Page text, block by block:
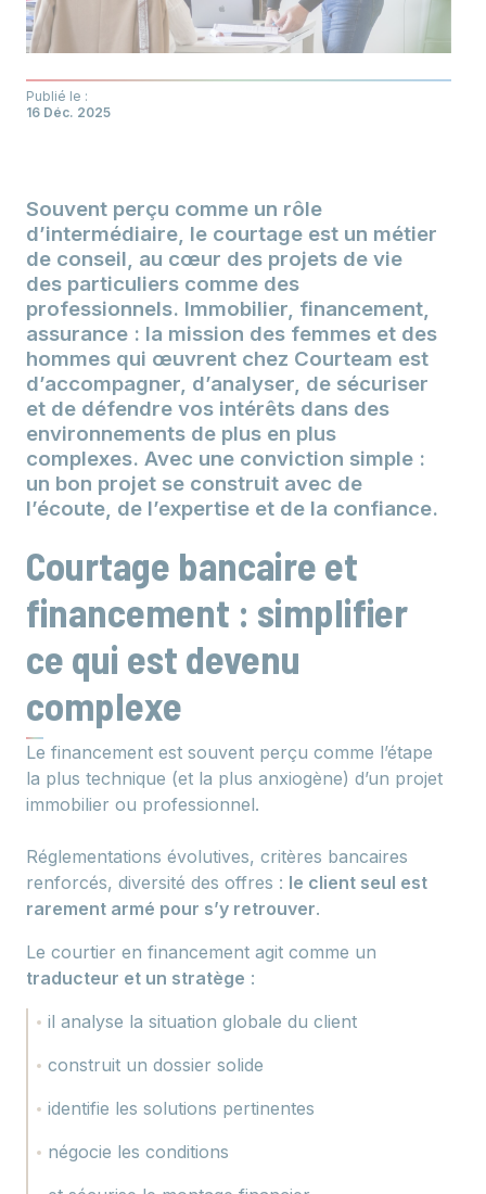
Publié le :
16 Déc. 2025
Souvent perçu comme un rôle
d’intermédiaire, le courtage est un métier
de conseil, au cœur des projets de vie
des particuliers comme des
professionnels. Immobilier, financement,
assurance : la mission des femmes et des
hommes qui œuvrent chez Courteam est
d’accompagner, d’analyser, de sécuriser
et de défendre vos intérêts dans des
environnements de plus en plus
complexes. Avec une conviction simple :
un bon projet se construit avec de
l’écoute, de l’expertise et de la confiance.
Courtage bancaire et
financement : simplifier
ce qui est devenu
complexe
Le financement est souvent perçu comme l’étape
la plus technique (et la plus anxiogène) d’un projet
immobilier ou professionnel.
Réglementations évolutives, critères bancaires
renforcés, diversité des offres : le client seul est
rarement armé pour s’y retrouver.
Le courtier en financement agit comme un
traducteur et un stratège :
il analyse la situation globale du client
construit un dossier solide
identifie les solutions pertinentes
négocie les conditions